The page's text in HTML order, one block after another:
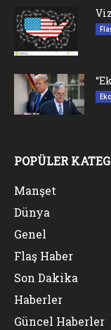
POPÜLER
Manşet
Dünya
Genel
Flaş Haber
Son Dakika
Haberler
Güncel Haberler